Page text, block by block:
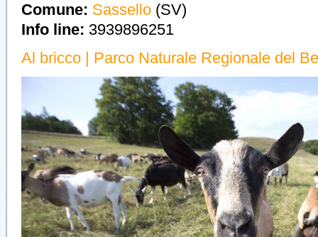
Comune: Sassello (SV)
Info line: 3939896251
Al bricco | Parco Naturale Regionale del